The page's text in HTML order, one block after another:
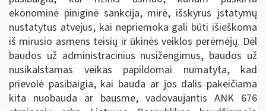
ekonominė piniginė sankcija, mirė, išskyrus įstatymų
nustatytus atvejus, kai nepriemoka gali būti išieškoma
iš mirusio asmens teisių ir ūkinės veiklos perėmėjų. Dėl
baudos už administracinius nusižengimus, baudos už
nusikalstamas veikas papildomai numatyta, kad
prievolė pasibaigia, kai bauda ar jos dalis pakeičiama
kita nuobauda ar bausme, vadovaujantis ANK 676